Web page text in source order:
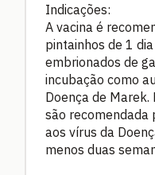
Indicações:
A vacina é
pintainhos de 1
embrionados de
incubação como
Doença de
são recomendada
aos vírus da
menos duas